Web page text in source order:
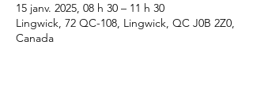
15 janv. 2025, 08 h 30 – 11 h 30
Lingwick, 72 QC-108, Lingwick, QC J0B 2Z0,
Canada